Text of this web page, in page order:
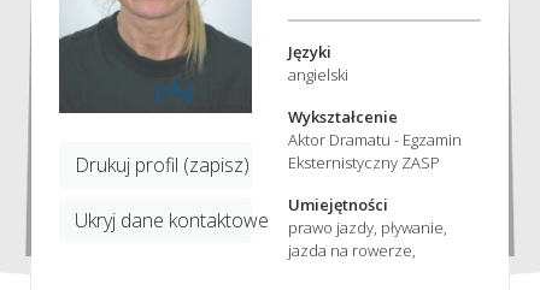
Drukuj profil (zapisz)
Ukryj dane kontaktowe
Języki
angielski
Wykształcenie
Aktor Dramatu - Egzamin
Eksternistyczny ZASP
Umiejętności
prawo jazdy, pływanie,
jazda na rowerze,